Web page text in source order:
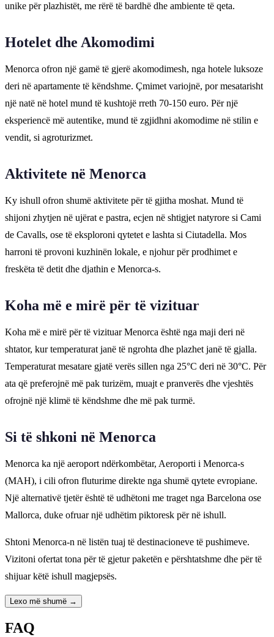
unike për plazhistët, me rërë të bardhë dhe ambiente të qeta.
Hotelet dhe Akomodimi
Menorca ofron një gamë të gjerë akomodimesh, nga hotele luksoze
deri në apartamente të këndshme. Çmimet variojnë, por mesatarisht
një natë në hotel mund të kushtojë rreth 70-150 euro. Për një
eksperiencë më autentike, mund të zgjidhni akomodime në stilin e
vendit, si agroturizmet.
Aktivitete në Menorca
Ky ishull ofron shumë aktivitete për të gjitha moshat. Mund të
shijoni zhytjen në ujërat e pastra, ecjen në shtigjet natyrore si Cami
de Cavalls, ose të eksploroni qytetet e lashta si Ciutadella. Mos
harroni të provoni kuzhinën lokale, e njohur për prodhimet e
freskëta të detit dhe djathin e Menorca-s.
Koha më e mirë për të vizituar
Koha më e mirë për të vizituar Menorca është nga maji deri në
shtator, kur temperaturat janë të ngrohta dhe plazhet janë të gjalla.
Temperaturat mesatare gjatë verës sillen nga 25°C deri në 30°C. Për
ata që preferojnë më pak turizëm, muajt e pranverës dhe vjeshtës
ofrojnë një klimë të këndshme dhe më pak turmë.
Si të shkoni në Menorca
Menorca ka një aeroport ndërkombëtar, Aeroporti i Menorca-s
(MAH), i cili ofron fluturime direkte nga shumë qytete evropiane.
Një alternativë tjetër është të udhëtoni me traget nga Barcelona ose
Mallorca, duke ofruar një udhëtim piktoresk për në ishull.
Shtoni Menorca-n në listën tuaj të destinacioneve të pushimeve.
Vizitoni ofertat tona për të gjetur paketën e përshtatshme dhe për të
shijuar këtë ishull magjepsës.
Lexo më shumë →
FAQ